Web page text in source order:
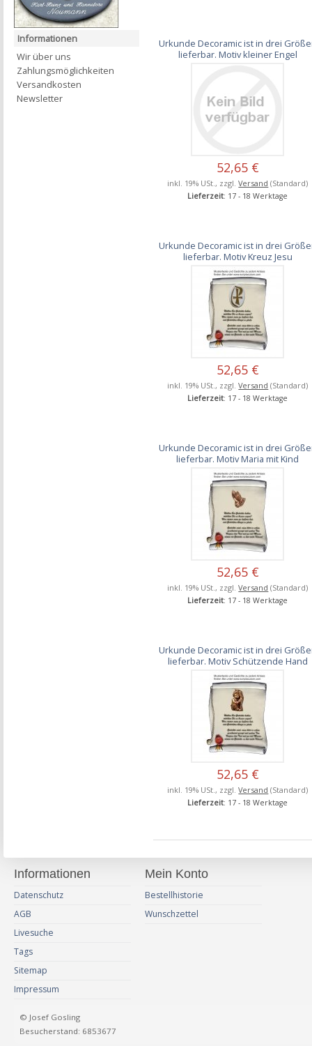
Urkunde Decoramic ist in drei
lieferbar. Motiv kleiner Engel
52,65 €
inkl. 19% USt., zzgl.Versand (Standard)
Lieferzeit: 17 - 18 Werktage
Urkunde Decoramic ist in drei
lieferbar. Motiv Kreuz Jesu
52,65 €
inkl. 19% USt., zzgl.Versand (Standard)
Lieferzeit: 17 - 18 Werktage
Urkunde Decoramic ist in drei
lieferbar. Motiv Maria mit Kind
52,65 €
inkl. 19% USt., zzgl.Versand (Standard)
Lieferzeit: 17 - 18 Werktage
Urkunde Decoramic ist in drei
lieferbar. Motiv Schützende Hand
52,65 €
inkl. 19% USt., zzgl.Versand (Standard)
Lieferzeit: 17 - 18 Werktage
Informationen
Wir über uns
Zahlungsmöglichkeiten
Versandkosten
Newsletter
Informationen
Datenschutz
AGB
Livesuche
Tags
Sitemap
Impressum
Mein Konto
Bestellhistorie
Wunschzettel
© Josef Gosling
Besucherstand: 6853677